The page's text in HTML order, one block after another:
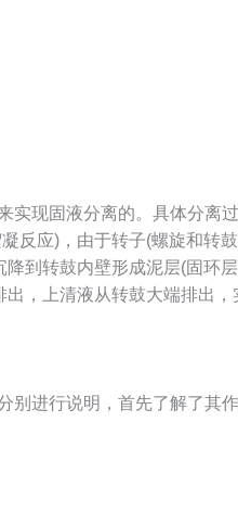
现固液分离的。具体分离
反应)，由于转子(螺旋和转
到转鼓内壁形成泥层(固环
，上清液从转鼓大端排出，
进行说明，首先了解了其